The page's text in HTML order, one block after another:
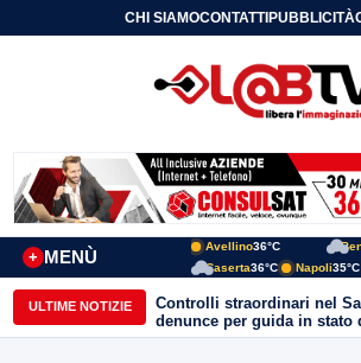
CHI SIAMOCONTATTIPUBBLICITÀ
MENÙ
+
Avellino36°C
Caserta36°C Napoli35°C
ULTIME NOTIZIE
Controlli straordinari nel
denunce per guida in stato
ebbrezza, un arresto e